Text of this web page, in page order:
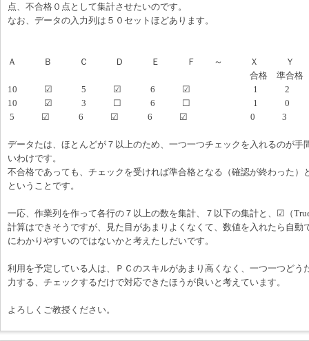
点、不合格０点として集計させたいのです。
なお、データの入力列は５０セットほどあります。
Ａ Ｂ Ｃ Ｄ Ｅ Ｆ ～ Ｘ Ｙ
合格 準合格 不合格
10 ☑ 5 ☑ 6 ☑ 1 2
10 ☑ 3 ☐ 6 ☐ 1 0
5 ☑ 6 ☑ 6 ☑ 0 3
データたは、ほとんどが７以上のため、一つ一つチェックを入れるのが手
いわけです。
不合格であっても、チェックを受ければ準合格となる（確認が終わった）
ということです。
一応、作業列を作って各行の７以上の数を集計、７以下の集計と、☑（
計算はできそうですが、見た目があまりよくなくて、数値を入れたら自
にわかりやすいのではないかと考えたしだいです。
利用を予定している人は、ＰＣのスキルがあまり高くなく、一つ一つどう
力する、チェックするだけで対応できたほうが良いと考えています。
よろしくご教授ください。